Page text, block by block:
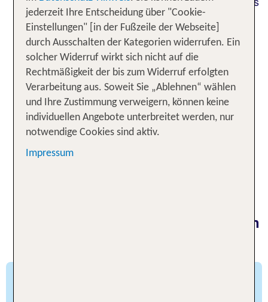
einen Teil der vielen Sehenswürdigkeiten zu
erleben. Was du aber auf keinen Fall verpassen
solltest, ist das Taj Mahal – nicht nur, weil es
unfassbar schön und mit unzähligen Edelsteinen
verziert ist. Das Taj Mahal gehört zu den sieben
Weltwundern, es ist Teil des UNESCO-
Weltkulturerbes und die mit Abstand beliebteste
Sehenswürdigkeit auf jeder Indien Rundreise. Es
verzaubert seit Jahrhunderten Menschen aller
Kulturen und ist überall auf der Welt zum Symbol
Die 6 besten Orte für deine Indien
jederzeit Ihre Entscheidung über "Cookie-
Einstellungen" [in der Fußzeile der Webseite]
durch Ausschalten der Kategorien widerrufen. Ein
solcher Widerruf wirkt sich nicht auf die
Rechtmäßigkeit der bis zum Widerruf erfolgten
Verarbeitung aus. Soweit Sie „Ablehnen“ wählen
und Ihre Zustimmung verweigern, können keine
individuellen Angebote unterbreitet werden, nur
notwendige Cookies sind aktiv.
Impressum